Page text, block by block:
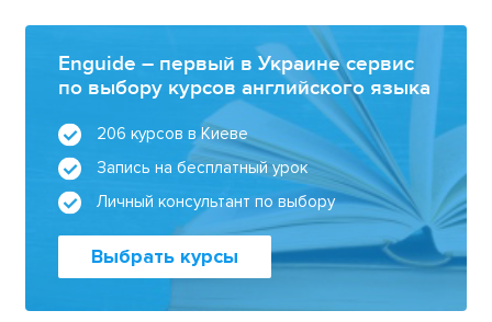
Enguide – первый в Украине сервис
по выбору курсов английского языка
206 курсов в Киеве
Запись на бесплатный урок
Личный консультант по выбору
Выбрать курсы